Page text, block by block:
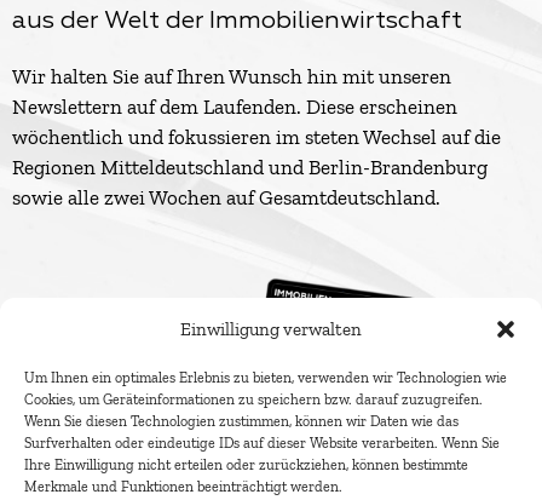
Einwilligung verwalten
Um Ihnen ein optimales Erlebnis zu bieten, verwenden wir Technologien wie
Cookies, um Geräteinformationen zu speichern bzw. darauf zuzugreifen.
Wenn Sie diesen Technologien zustimmen, können wir Daten wie das
Surfverhalten oder eindeutige IDs auf dieser Website verarbeiten. Wenn Sie
Ihre Einwilligung nicht erteilen oder zurückziehen, können bestimmte
Merkmale und Funktionen beeinträchtigt werden.
aus der Welt der Immobilienwirtschaft
Wir halten Sie auf Ihren Wunsch hin mit unseren
Newslettern auf dem Laufenden. Diese erscheinen
wöchentlich und fokussieren im steten Wechsel auf die
Regionen Mitteldeutschland und Berlin-Brandenburg
sowie alle zwei Wochen auf Gesamtdeutschland.